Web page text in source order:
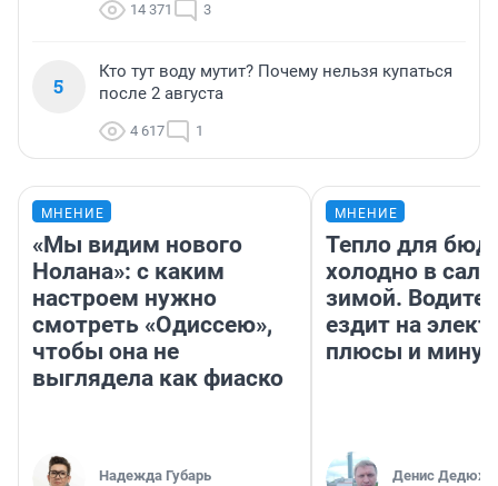
14 371 3
5
Кто тут воду мутит? Почему нельзя купаться
после 2 августа
4 617 1
МНЕНИЕ
«Мы видим нового
Нолана»: с каким
настроем нужно
смотреть «Одиссею»,
чтобы она не
выглядела как фиаско
Надежда Губарь
МНЕНИЕ
Тепло для
холодно в
зимой.
ездит на
плюсы и
Денис